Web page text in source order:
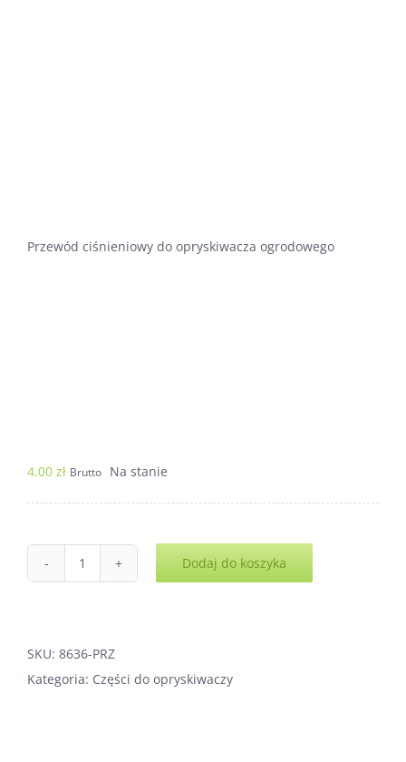
Przewód ciśnieniowy do opryskiwacza ogrodowego
4.00 zł Brutto Na stanie
do
opryskiwacza
Dodaj do koszyka
SKU: 8636-PRZ
Kategoria: Części do opryskiwaczy